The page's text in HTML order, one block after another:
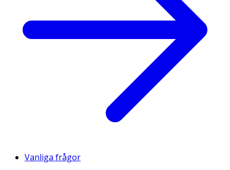
Vanliga frågor